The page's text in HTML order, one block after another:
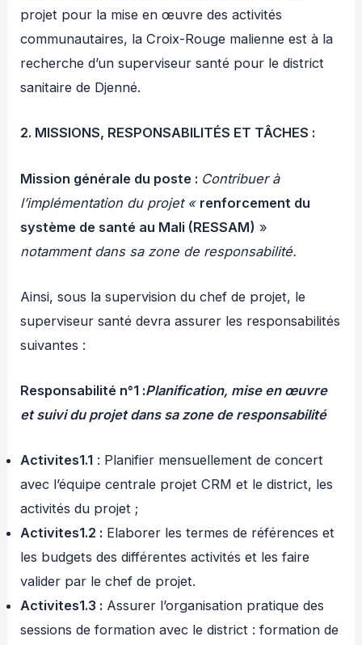
projet pour la mise en œuvre des activités
communautaires, la Croix-Rouge malienne est à la
recherche d’un superviseur santé pour le district
sanitaire de Djenné.
2. MISSIONS, RESPONSABILITÉS ET TÂCHES :
Mission générale du poste : Contribuer à
l’implémentation du projet « renforcement du
système de santé au Mali (RESSAM) »
notamment dans sa zone de responsabilité.
Ainsi, sous la supervision du chef de projet, le
superviseur santé devra assurer les responsabilités
suivantes :
Responsabilité n°1 :Planification, mise en œuvre
et suivi du projet dans sa zone de responsabilité
Activites1.1 : Planifier mensuellement de concert
avec l’équipe centrale projet CRM et le district, les
activités du projet ;
Activites1.2 : Elaborer les termes de références et
les budgets des différentes activités et les faire
valider par le chef de projet.
Activites1.3 : Assurer l’organisation pratique des
sessions de formation avec le district : formation de